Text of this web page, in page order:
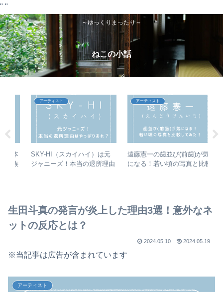
" "
～ゆっくりまったり～
ねこの小話
アーティスト
SKY-HI（スカイハイ）は元
ジャニーズ！本当の退所理由
アーティスト
遠藤憲一の歯並び(前歯)が気
になる！若い頃の写真と比較
生田斗真の発言が炎上した理由3選！意外なネ
ットの反応とは？
2024.05.10 2024.05.19
※当記事は広告が含まれています
アーティスト